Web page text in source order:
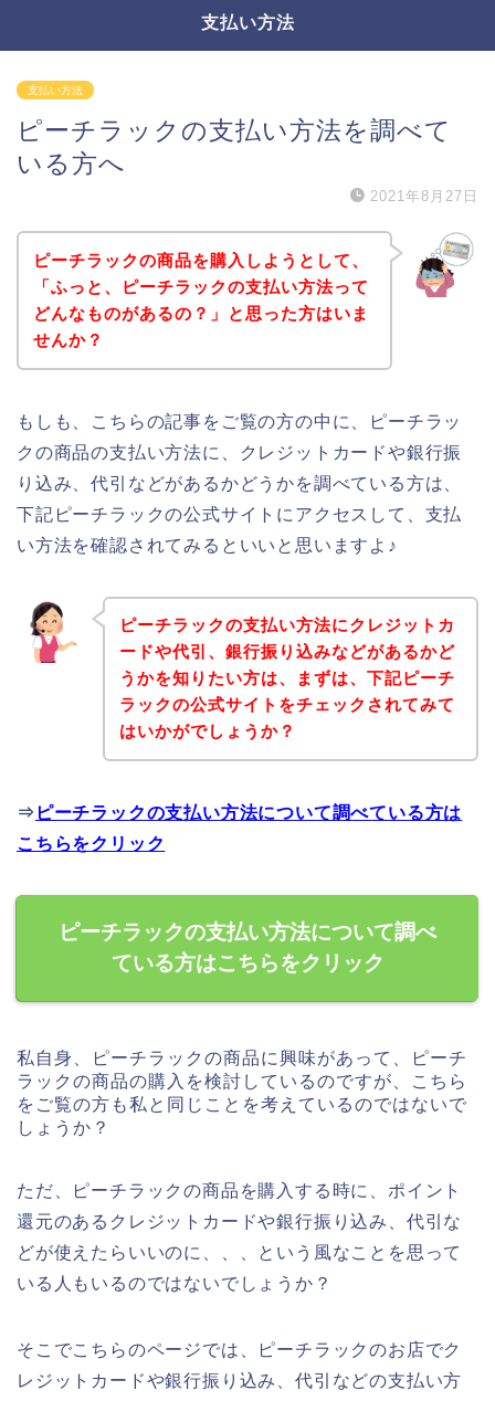
支払い方法
支払い方法
ピーチラックの支払い方法を調べて
いる方へ
2021年8月27日
ピーチラックの商品を購入しようとして、
「ふっと、ピーチラックの支払い方法って
どんなものがあるの？」と思った方はいま
せんか？
もしも、こちらの記事をご覧の方の中に、ピーチラッ
クの商品の支払い方法に、クレジットカードや銀行振
り込み、代引などがあるかどうかを調べている方は、
下記ピーチラックの公式サイトにアクセスして、支払
い方法を確認されてみるといいと思いますよ♪
ピーチラックの支払い方法にクレジットカ
ードや代引、銀行振り込みなどがあるかど
うかを知りたい方は、まずは、下記ピーチ
ラックの公式サイトをチェックされてみて
はいかがでしょうか？
⇒ ピーチラックの支払い方法について調べている方は
こちらをクリック
ピーチラックの支払い方法について調べ
ている方はこちらをクリック
私自身、ピーチラックの商品に興味があって、ピーチ
ラックの商品の購入を検討しているのですが、こちら
をご覧の方も私と同じことを考えているのではないで
しょうか？
ただ、ピーチラックの商品を購入する時に、ポイント
還元のあるクレジットカードや銀行振り込み、代引な
どが使えたらいいのに、、、という風なことを思って
いる人もいるのではないでしょうか？
そこでこちらのページでは、ピーチラックのお店でク
レジットカードや銀行振り込み、代引などの支払い方